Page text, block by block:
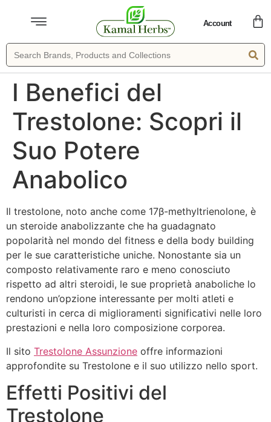
Account
I Benefici del
Trestolone: Scopri il
Suo Potere
Anabolico
Il trestolone, noto anche come 17β-methyltrienolone, è
un steroide anabolizzante che ha guadagnato
popolarità nel mondo del fitness e della body building
per le sue caratteristiche uniche. Nonostante sia un
composto relativamente raro e meno conosciuto
rispetto ad altri steroidi, le sue proprietà anaboliche lo
rendono un’opzione interessante per molti atleti e
culturisti in cerca di miglioramenti significativi nelle loro
prestazioni e nella loro composizione corporea.
Il sito Trestolone Assunzione offre informazioni
approfondite su Trestolone e il suo utilizzo nello sport.
Effetti Positivi del
Trestolone